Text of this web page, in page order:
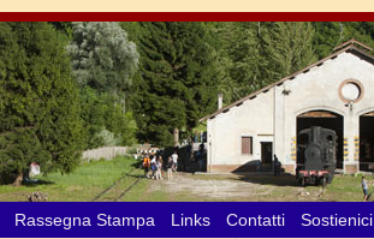
Rassegna Stampa Links Contatti Sostienici